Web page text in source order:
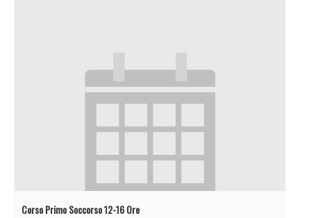
Corso Primo Soccorso 12-16 Ore